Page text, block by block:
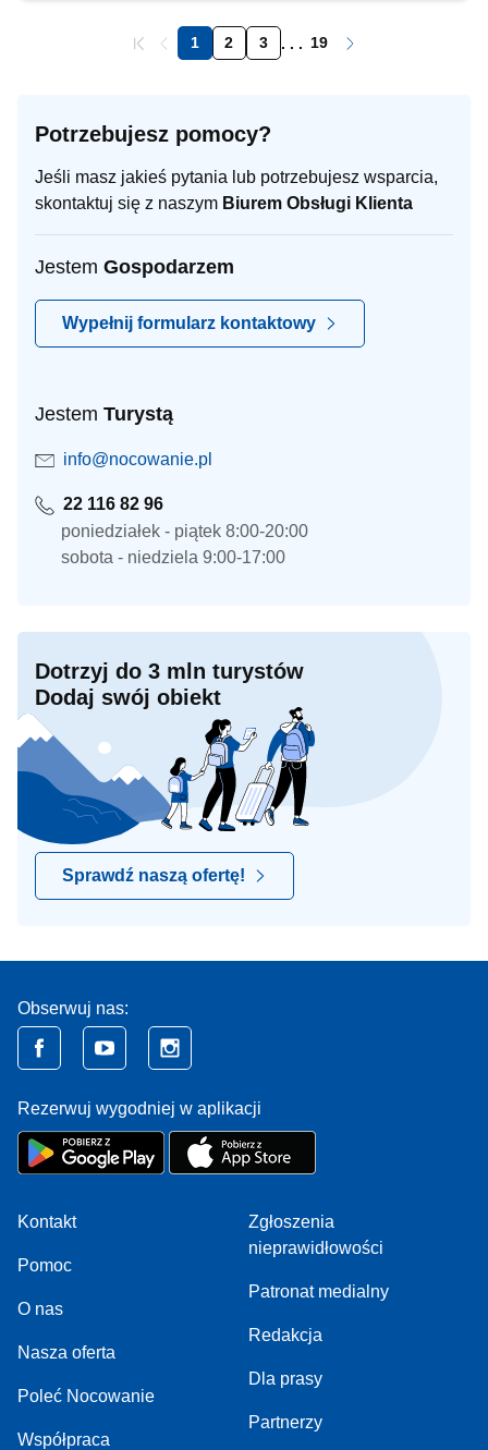
1 2 3 . . . 19
Potrzebujesz pomocy?
Jeśli masz jakieś pytania lub potrzebujesz wsparcia,
skontaktuj się z naszym Biurem Obsługi Klienta
Jestem Gospodarzem
Wypełnij formularz kontaktowy
Jestem Turystą
info@nocowanie.pl
22 116 82 96
poniedziałek - piątek 8:00-20:00
sobota - niedziela 9:00-17:00
Dotrzyj do 3 mln turystów
Dodaj swój obiekt
Sprawdź naszą ofertę!
Obserwuj nas:
Rezerwuj wygodniej w aplikacji
Kontakt
Pomoc
O nas
Nasza oferta
Poleć Nocowanie
Współpraca
Zgłoszenia
nieprawidłowości
Patronat medialny
Redakcja
Dla prasy
Partnerzy